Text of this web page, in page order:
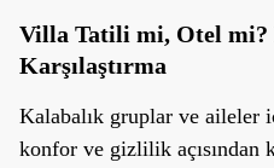
Villa Tatili mi, Otel mi?
Karşılaştırma
Kalabalık gruplar ve
konfor ve gizlilik açısından